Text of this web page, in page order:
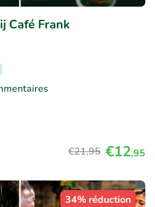
Café Frank
€21,95 €12,95
34% réduction